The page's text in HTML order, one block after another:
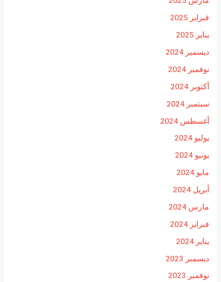
فبراير 2025
يناير 2025
ديسمبر 2024
نوفمبر 2024
أكتوبر 2024
سبتمبر 2024
أغسطس 2024
يوليو 2024
يونيو 2024
مايو 2024
أبريل 2024
مارس 2024
فبراير 2024
يناير 2024
ديسمبر 2023
نوفمبر 2023